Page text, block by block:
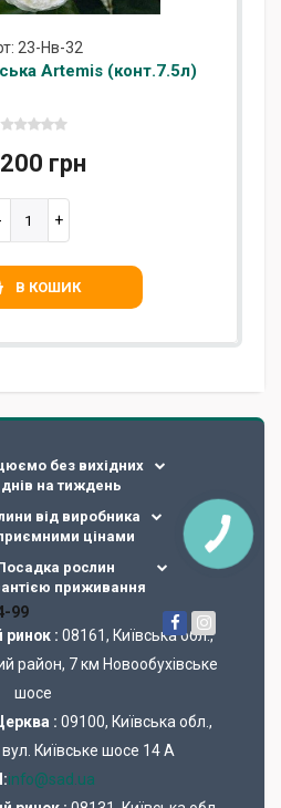
23-Нв-32
Artemis (конт.7.5л)
грн
В КОШИК
без вихідних
днів на тиждень
від виробника
цінами
рослин
приживання
99
ринок : 08161, Київська обл.,
район, 7 км Новообухівське
шосе
: 09100, Київська обл.,
Київське шосе 14 А
info@sad.ua